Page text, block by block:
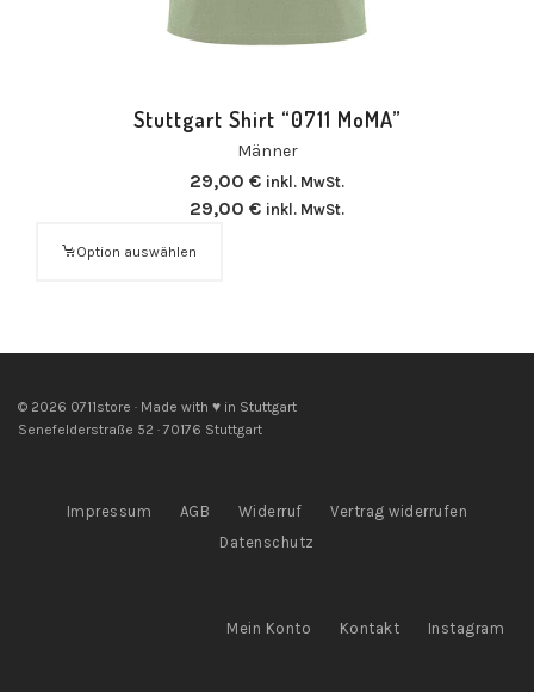
Stuttgart Shirt “0711 MoMA”
Männer
29,00 € inkl. MwSt.
29,00 € inkl. MwSt.
Option auswählen
© 2026 0711store · Made with ♥ in Stuttgart
Senefelderstraße 52 · 70176 Stuttgart
Impressum AGB Widerruf
Vertrag widerrufen
Datenschutz
Mein Konto Kontakt Instagram